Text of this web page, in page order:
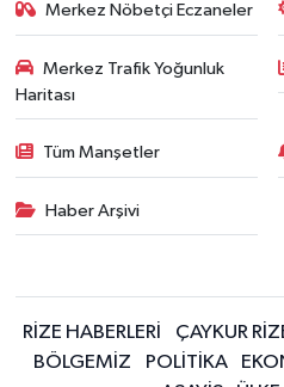
Merkez Nöbetçi Eczaneler
Merkez Trafik Yoğunluk
Haritası
Tüm Manşetler
Haber Arşivi
RİZE HABERLERİ ÇAYKUR
BÖLGEMİZ
POLİTİKA